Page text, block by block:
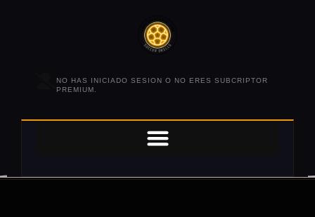
NO HAS INICIADO SESION O NO ERES SUBCRIPTOR
PREMIUM.